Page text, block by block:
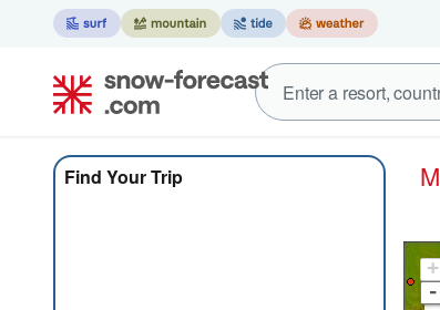
Find Your Trip
+
-